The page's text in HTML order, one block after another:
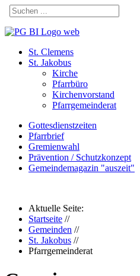
St. Clemens
St. Jakobus
Kirche
Pfarrbüro
Kirchenvorstand
Pfarrgemeinderat
Gottesdienstzeiten
Pfarrbrief
Gremienwahl
Prävention / Schutzkonzept
Gemeindemagazin "auszeit"
Aktuelle Seite:
Startseite //
Gemeinden //
St. Jakobus //
Pfarrgemeinderat